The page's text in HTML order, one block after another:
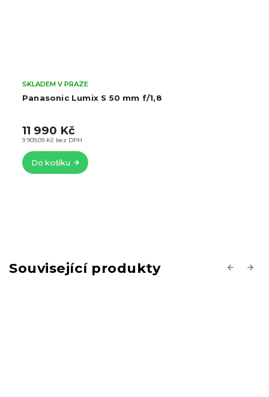
Panasonic Lumix S 85 mm f/1,8
SKLADEM V PRAZE
13 214,88 Kč bez DPH
15 990 Kč
Do košíku
Související produkty Previous
Next